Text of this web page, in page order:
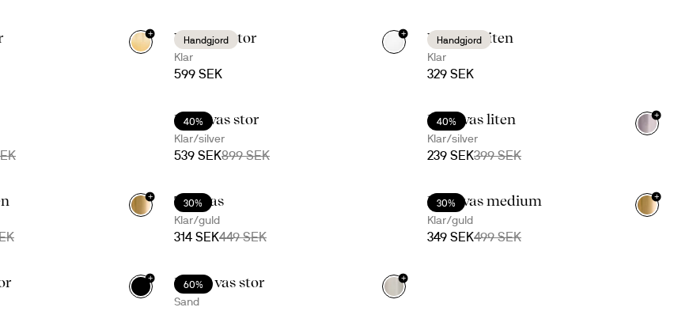
+
Handgjord
Viva vas stor
Klar
599 SEK
+
Handgjord
Viva vas liten
Klar
329 SEK
40%
Hold vas stor
Klar/silver
539 SEK899 SEK
40%
Hold vas liten
Klar/silver
239 SEK399 SEK
+
+
30%
Top vas
Klar/guld
314 SEK449 SEK
30%
Hold vas medium
Klar/guld
349 SEK499 SEK
+
+
60%
Moon vas stor
Sand
+